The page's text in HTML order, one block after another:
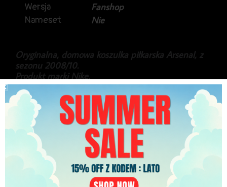
Wersja
Fanshop
Nameset
Nie
Oryginalna, domowa koszulka piłkarska Arsenal, z
sezonu 2008/10.
Produkt marki Nike.
Koszulka za czasów: Bendtner, Rosicky czy Theo
Walcott.
Stan bardzo dobry.
299.99 zł